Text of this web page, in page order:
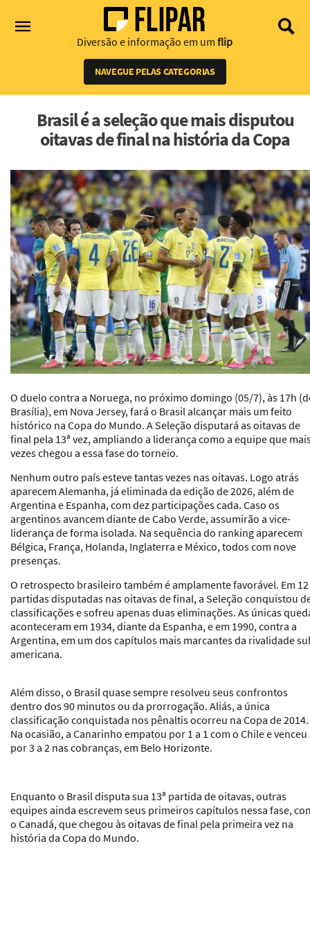
Diversão e informação em um flip
NAVEGUE PELAS CATEGORIAS
Brasil é a seleção que mais disputou
oitavas de final na história da Copa
O duelo contra a Noruega, no próximo domingo (05/7), às 17h
Brasília), em Nova Jersey, fará o Brasil alcançar mais um feito
histórico na Copa do Mundo. A Seleção disputará as oitavas de
final pela 13ª vez, ampliando a liderança como a equipe que
vezes chegou a essa fase do torneio.
Nenhum outro país esteve tantas vezes nas oitavas. Logo atrás
aparecem Alemanha, já eliminada da edição de 2026, além de
Argentina e Espanha, com dez participações cada. Caso os
argentinos avancem diante de Cabo Verde, assumirão a vice-
liderança de forma isolada. Na sequência do ranking aparecem
Bélgica, França, Holanda, Inglaterra e México, todos com nove
presenças.
O retrospecto brasileiro também é amplamente favorável. Em 12
partidas disputadas nas oitavas de final, a Seleção conquistou
classificações e sofreu apenas duas eliminações. As únicas
aconteceram em 1934, diante da Espanha, e em 1990, contra a
Argentina, em um dos capítulos mais marcantes da rivalidade
americana.
Além disso, o Brasil quase sempre resolveu seus confrontos
dentro dos 90 minutos ou da prorrogação. Aliás, a única
classificação conquistada nos pênaltis ocorreu na Copa de 2014.
Na ocasião, a Canarinho empatou por 1 a 1 com o Chile e venceu
por 3 a 2 nas cobranças, em Belo Horizonte.
Enquanto o Brasil disputa sua 13ª partida de oitavas, outras
equipes ainda escrevem seus primeiros capítulos nessa fase,
o Canadá, que chegou às oitavas de final pela primeira vez na
história da Copa do Mundo.